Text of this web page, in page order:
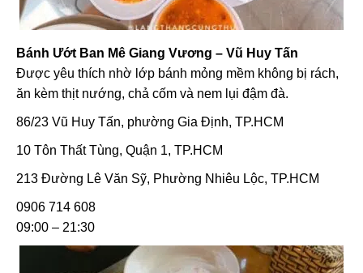
Bánh Ướt Ban Mê Giang Vương – Vũ Huy Tấn
Được yêu thích nhờ lớp bánh mỏng mềm không bị rách,
ăn kèm thịt nướng, chả cốm và nem lụi đậm đà.
86/23 Vũ Huy Tấn, phường Gia Định, TP.HCM
10 Tôn Thất Tùng, Quận 1, TP.HCM
213 Đường Lê Văn Sỹ, Phường Nhiêu Lộc, TP.HCM
0906 714 608
09:00 – 21:30